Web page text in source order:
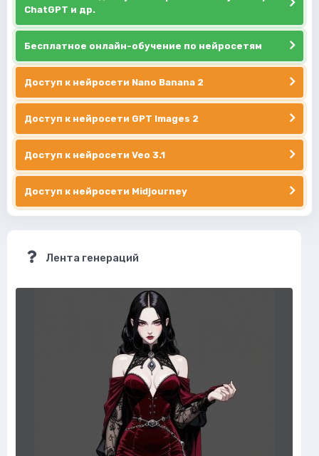
ChatGPT и др.
Бесплатное онлайн-обучение по нейросетям
Доступ к нейросети Nano Banana 2
Доступ к нейросети GPT Images 2
Доступ к нейросети Veo 3.1
Доступ к нейросети Midjourney
Лента генераций